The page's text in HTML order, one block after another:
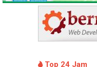
Top 24 Jam